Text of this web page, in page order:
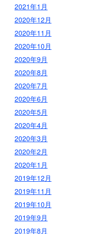
2021年1月
2020年12月
2020年11月
2020年10月
2020年9月
2020年8月
2020年7月
2020年6月
2020年5月
2020年4月
2020年3月
2020年2月
2020年1月
2019年12月
2019年11月
2019年10月
2019年9月
2019年8月